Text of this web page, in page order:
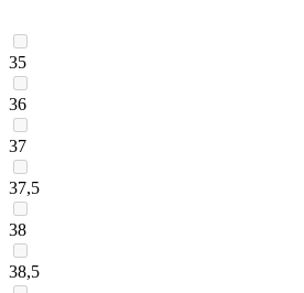
35
36
37
37,5
38
38,5